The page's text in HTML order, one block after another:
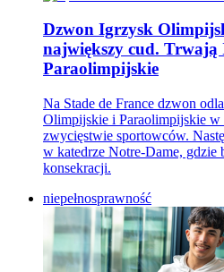
Dzwon Igrzysk
największy cud. Trwają
Paraolimpijskie
Na Stade de France dzwon
Olimpijskie i Paraolimpijskie w
zwycięstwie sportowców.
w katedrze Notre-Dame, gdzie
konsekracji.
niepełnosprawność